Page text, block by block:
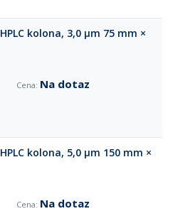
kolona, 3,0 µm 75 mm ×
Na dotaz
kolona, 5,0 µm 150 mm ×
Na dotaz